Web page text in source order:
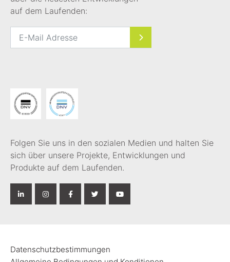
auf dem Laufenden:
Folgen Sie uns in den sozialen Medien und halten Sie
sich über unsere Projekte, Entwicklungen und
Produkte auf dem Laufenden.
Datenschutzbestimmungen